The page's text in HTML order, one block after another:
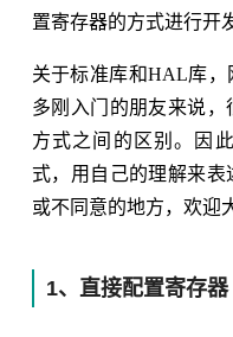
置寄存器的方式进行开
关于标准库和HAL库
多刚入门的朋友来说
方式之间的区别。因
式，用自己的理解来
或不同意的地方，欢迎
1、直接配置寄存器